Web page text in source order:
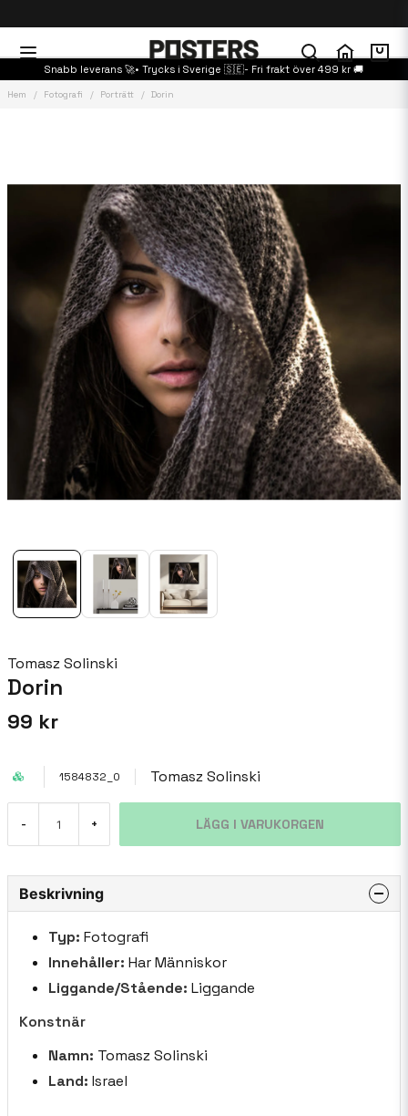
Snabb leverans 🚀• Trycks i Sverige 🇸🇪- Fri frakt över 499 kr 🚚
Hem Fotografi Porträtt Dorin
Tomasz Solinski
Dorin
99 kr
1584832_0 Tomasz Solinski
- + LÄGG I VARUKORGEN
Beskrivning
Typ: Fotografi
Innehåller: Har Människor
Liggande/Stående: Liggande
Konstnär
Namn: Tomasz Solinski
Land: Israel